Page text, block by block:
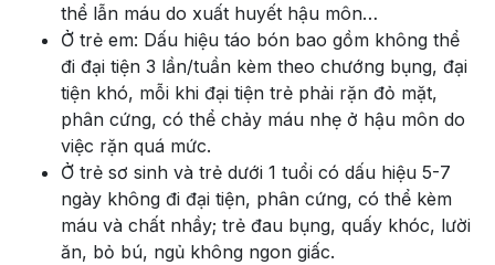
thể lẫn máu do xuất huyết hậu môn…
Ở trẻ em: Dấu hiệu táo bón bao gồm không thể
đi đại tiện 3 lần/tuần kèm theo chướng bụng, đại
tiện khó, mỗi khi đại tiện trẻ phải rặn đỏ mặt,
phân cứng, có thể chảy máu nhẹ ở hậu môn do
việc rặn quá mức.
Ở trẻ sơ sinh và trẻ dưới 1 tuổi có dấu hiệu 5-7
ngày không đi đại tiện, phân cứng, có thể kèm
máu và chất nhầy; trẻ đau bụng, quấy khóc, lười
ăn, bỏ bú, ngủ không ngon giấc.